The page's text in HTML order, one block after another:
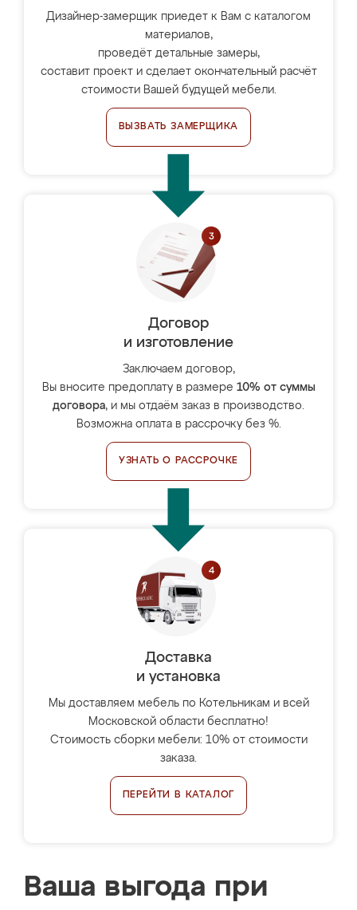
Дизайнер-замерщик приедет к Вам с каталогом
материалов,
проведёт детальные замеры,
составит проект и сделает окончательный расчёт
стоимости Вашей будущей мебели.
ВЫЗВАТЬ ЗАМЕРЩИКА
Договор
и изготовление
Заключаем договор,
Вы вносите предоплату в размере 10% от суммы
договора, и мы отдаём заказ в производство.
Возможна оплата в рассрочку без %.
УЗНАТЬ О РАССРОЧКЕ
Доставка
и установка
Мы доставляем мебель по Котельникам и всей
Московской области бесплатно!
Стоимость сборки мебели: 10% от стоимости
заказа.
ПЕРЕЙТИ В КАТАЛОГ
Ваша выгода при